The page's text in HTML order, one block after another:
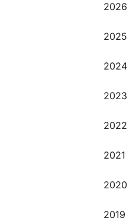
2026
2025
2024
2023
2022
2021
2020
2019